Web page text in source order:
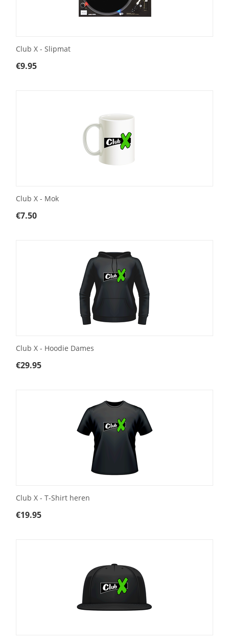
Club X - Slipmat
€9.95
Club X - Mok
€7.50
Club X - Hoodie Dames
€29.95
Club X - T-Shirt heren
€19.95